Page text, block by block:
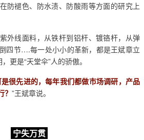
防褪色、防水渍、防酸雨等方面的研究上
外线面料，从铁杆到铝杆、镀铬杆，从弹
四节….每一处小小的革新，都是王斌章立
更是“天堂伞”人的骄傲。
很先进的，每年我们都做市场调研，产品
”王斌章说。
宁失万贯